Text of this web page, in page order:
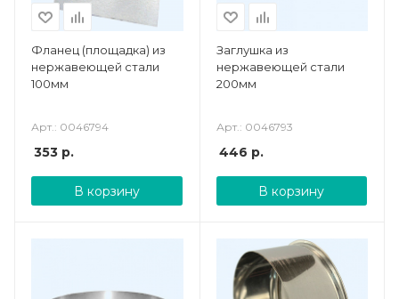
Фланец (площадка) из
нержавеющей стали
100мм
Арт.: 0046794
353 р.
В корзину
Заглушка из
нержавеющей стали
200мм
Арт.: 0046793
446 р.
В корзину